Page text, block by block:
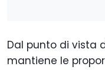
Dal punto di vista
mantiene le